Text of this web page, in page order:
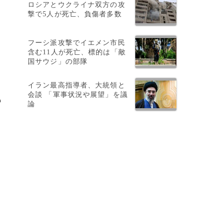
ロシアとウクライナ双方の攻
撃で5人が死亡、負傷者多数
フーシ派攻撃でイエメン市民
含む11人が死亡、標的は「敵
国サウジ」の部隊
イラン最高指導者、大統領と
会談 「軍事状況や展望」を議
論